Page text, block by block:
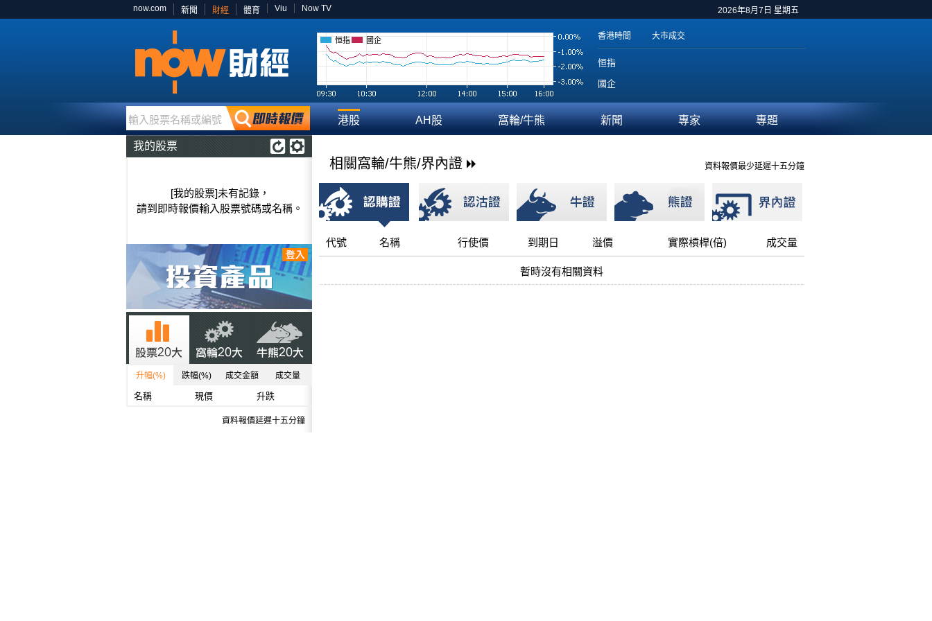
2026年8月7日 星期五
now.com 新聞 財經 體育 Viu Now TV
恒指 國企 香港時間 大市成交
恒指
國企
輸入股票名稱或編號 港股 AH股 窩輪/牛熊 新聞 專家 專題
我的股票
[我的股票]未有記錄，
請到即時報價輸入股票號碼或名稱。
升幅(%) 跌幅(%) 成交金額 成交量
名稱 現價 升跌
資料報價延遲十五分鐘
資料報價最少延遲十五分鐘
相關窩輪/牛熊/界內證
代號 名稱 行使價 到期日 溢價 實際槓桿(倍) 成交量
暫時沒有相關資料